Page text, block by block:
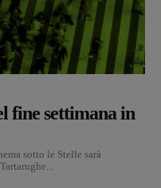
fine settimana in
sotto le Stelle sarà